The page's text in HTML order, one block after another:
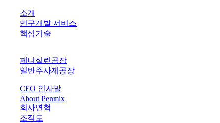
소개
연구개발 서비스
핵심기술
페니실린공장
일반주사제공장
CEO 인사말
About Penmix
회사연혁
조직도